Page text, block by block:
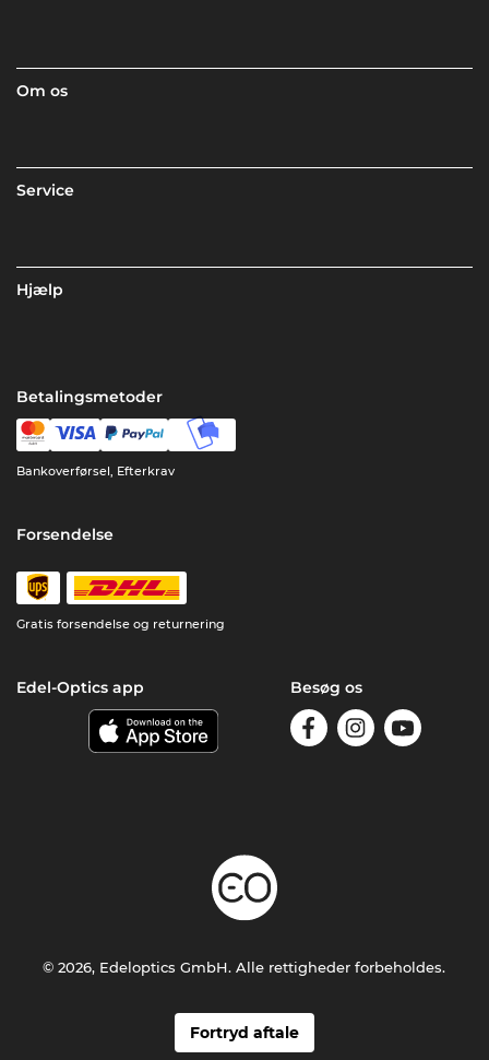
Om os
Service
Hjælp
Betalingsmetoder
Bankoverførsel, Efterkrav
Forsendelse
Gratis forsendelse og returnering
Edel-Optics app Besøg os
Fortryd aftale
© 2026, Edeloptics GmbH. Alle rettigheder forbeholdes.